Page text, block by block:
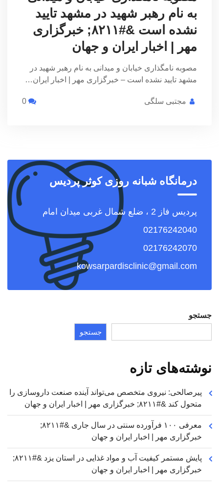
به نام رهبر شهید در مشهد تایید
نشده است &#۸۲۱۱; خبرگزاری
مهر | اخبار ایران و جهان
مصوبه نامگذاری خیابان و میدانی به نام رهبر شهید در
مشهد تایید نشده است – خبرگزاری مهر | اخبار ایران…
مجتبی سلگی
درمانگاه شبانه روزی کوثر پردیس
پردیس فاز 2 ، ضلع شمال غربی میدان امام
02176242040
02176242070
kowsarpardisclinic@gmail.com
جستجو
جستجو
نوشته‌های تازه
پیرصالحی: نیروی متخصص می‌تواند آینده صنعت داروسازی را
متحول کند &#۸۲۱۱; خبرگزاری مهر | اخبار ایران و جهان
معرفی ۱۰۰ فرآورده سنتی در سال جاری &#۸۲۱۱;
خبرگزاری مهر | اخبار ایران و جهان
پایش مستمر کیفیت آب و مواد غذایی در استان یزد &#۸۲۱۱;
خبرگزاری مهر | اخبار ایران و جهان